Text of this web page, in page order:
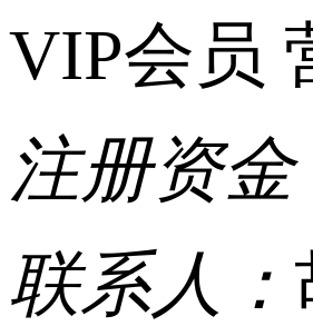
VIP会员
注册资金
联系人：